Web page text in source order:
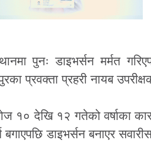
पुनः डाइभर्सन मर्मत
प्रवक्ता प्रहरी नायब
१० देखि १२ गतेको वर्षाका
बगाएपछि डाइभर्सन बनाएर